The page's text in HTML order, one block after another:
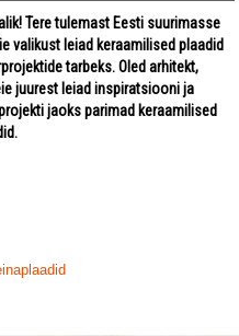
Tere tulemast Eesti suurimasse
valikust leiad keraamilised plaadid
tarbeks. Oled arhitekt,
juurest leiad inspiratsiooni ja
jaoks parimad keraamilised